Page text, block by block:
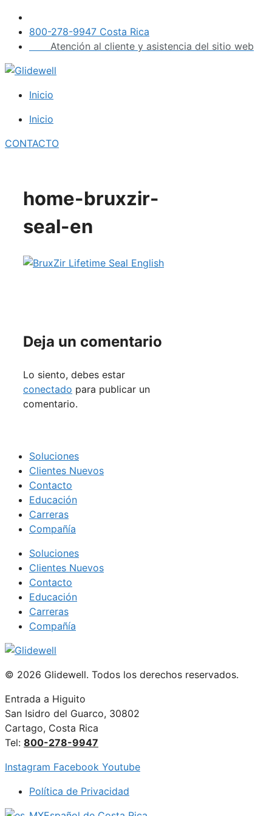
Saltar
contenido
800-278-9947 Costa Rica
Atención al cliente y asistencia del sitio web
Inicio
Inicio
CONTACTO
home-bruxzir-
seal-en
Deja un comentario
Lo siento, debes estar
conectado para publicar un
comentario.
Soluciones
Clientes Nuevos
Contacto
Educación
Carreras
Compañía
Soluciones
Clientes Nuevos
Contacto
Educación
Carreras
Compañía
© 2026 Glidewell. Todos los derechos reservados.
Entrada a Higuito
San Isidro del Guarco, 30802
Cartago, Costa Rica
Tel: 800-278-9947
Instagram Facebook Youtube
Política de Privacidad